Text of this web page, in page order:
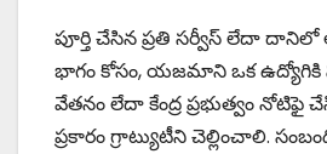
పూర్తి చేసిన ప్రతి సర్వీస్ లేదా దానిలో
భాగం కోసం, యజమాని ఒక ఉద్యోగికి
వేతనం లేదా కేంద్ర ప్రభుత్వం నోటిఫై
ప్రకారం గ్రాట్యుటీని చెల్లించాలి.